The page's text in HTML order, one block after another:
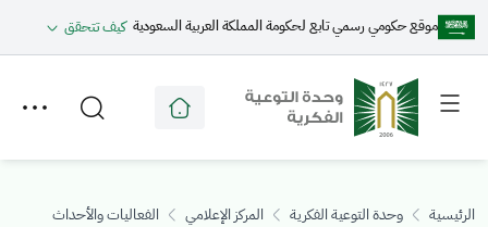
موقع حكومي رسمي تابع لحكومة المملكة العربية السعودية كيف تتحقق
Toggle
menu
Toggle
secondary
menu
الرئيسية وحدة التوعية الفكرية المركز الإعلامي
الفعاليات والأحداث